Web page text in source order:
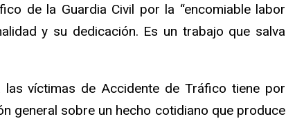
de la Guardia Civil por la “encomiable labor
y su dedicación. Es un trabajo que salva
las víctimas de Accidente de Tráfico tiene por
general sobre un hecho cotidiano que produce